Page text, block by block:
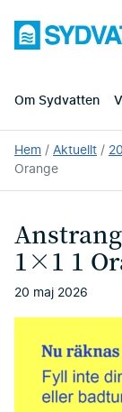
huvudinnehållet
Sydvatten
Om Sydvatten
Du
är
här:
Hem Aktuellt
Orange
1×1 1
20 maj 2026